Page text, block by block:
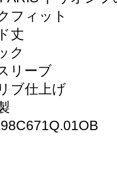
フィット
丈
ク
リーブ
ブ仕上げ